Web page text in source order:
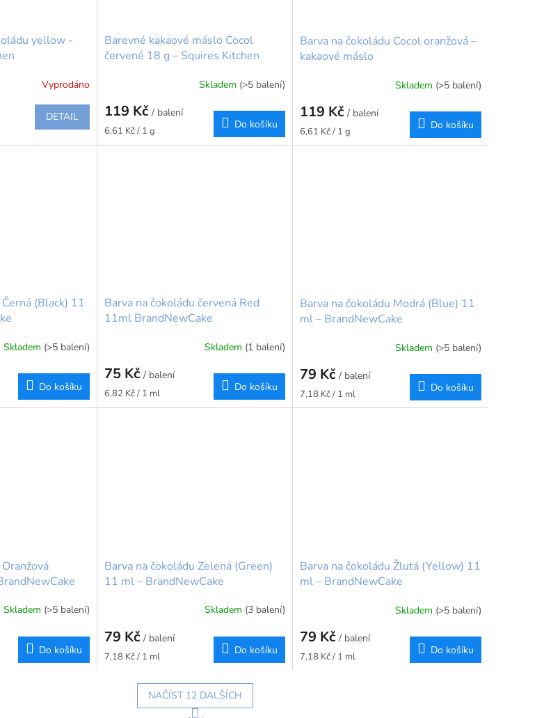
yellow -
Vyprodáno
DETAIL
Barevné kakaové máslo Cocol
červené 18 g – Squires Kitchen
Skladem (>5 balení)
119 Kč / balení
Měrná
cena:
6,61 Kč / 1 g Do košíku
Barva na čokoládu Cocol oranžová –
kakaové máslo
Skladem (>5 balení)
119 Kč / balení
Měrná
cena:
6,61 Kč / 1 g Do košíku
(Black) 11
Skladem (>5 balení)
Do košíku
Barva na čokoládu červená Red
11ml BrandNewCake
Skladem (1 balení)
75 Kč / balení
Měrná
cena:
6,82 Kč / 1 ml Do košíku
Barva na čokoládu Modrá (Blue) 11
ml – BrandNewCake
Skladem (>5 balení)
79 Kč / balení
Měrná
cena:
7,18 Kč / 1 ml Do košíku
Skladem (>5 balení)
Do košíku
Barva na čokoládu Zelená (Green)
11 ml – BrandNewCake
Skladem (3 balení)
79 Kč / balení
Měrná
7,18 Kč / 1 ml Do košíku
Barva na čokoládu Žlutá (Yellow) 11
ml – BrandNewCake
Skladem (>5 balení)
79 Kč / balení
Měrná
7,18 Kč / 1 ml Do košíku
NAČÍST 12 DALŠÍCH
S